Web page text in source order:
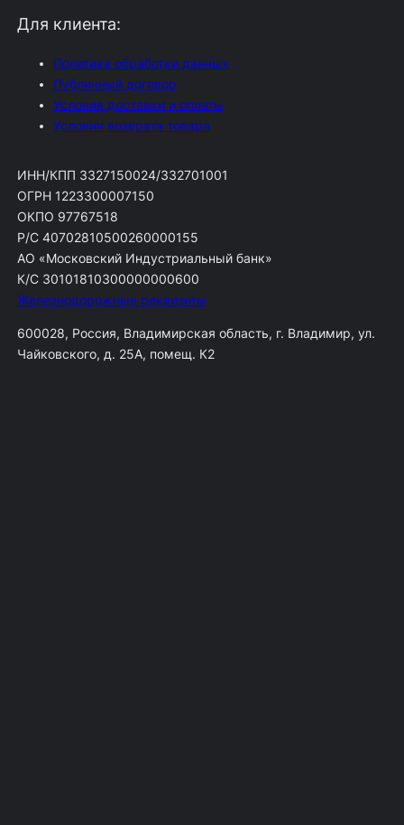
Для клиента:
Политика обработки данных
Публичный договор
Условия доставки и оплаты
Условия возврата товара
ИНН/КПП 3327150024/332701001
ОГРН 1223300007150
ОКПО 97767518
Р/С 40702810500260000155
АО «Московский Индустриальный банк»
К/С 30101810300000000600
Железнодорожные реквизиты
600028, Россия, Владимирская область, г. Владимир, ул.
Чайковского, д. 25А, помещ. К2